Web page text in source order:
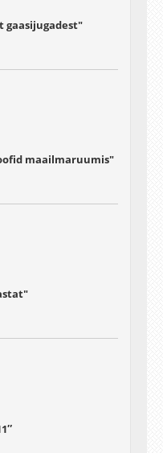
gaasijugadest"
maailmaruumis"